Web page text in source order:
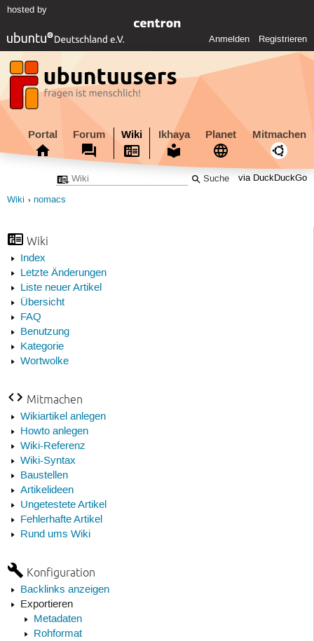
hosted by
Anmelden Registrieren
Portal Forum Wiki Ikhaya Planet Mitmachen
via DuckDuckGo
Wiki nomacs
Wiki
Index
Letzte Änderungen
Liste neuer Artikel
Übersicht
FAQ
Benutzung
Kategorie
Wortwolke
Mitmachen
Wikiartikel anlegen
Howto anlegen
Wiki-Referenz
Wiki-Syntax
Baustellen
Artikelideen
Ungetestete Artikel
Fehlerhafte Artikel
Rund ums Wiki
Konfiguration
Backlinks anzeigen
Exportieren
Metadaten
Rohformat